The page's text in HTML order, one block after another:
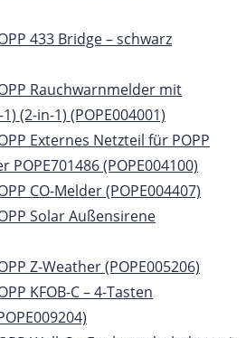
433 Bridge – schwarz
Rauchwarnmelder mit
(2-in-1) (POPE004001)
Externes Netzteil für POPP
POPE701486 (POPE004100)
CO-Melder (POPE004407)
Solar Außensirene
Z-Weather (POPE005206)
KFOB-C – 4-Tasten